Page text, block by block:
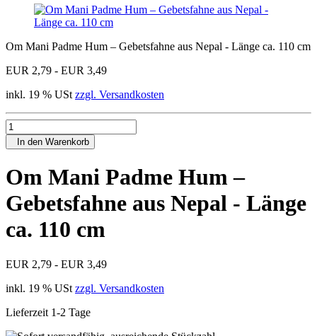
Om Mani Padme Hum – Gebetsfahne aus Nepal - Länge ca. 110 cm
EUR 2,79 - EUR 3,49
inkl. 19 % USt zzgl. Versandkosten
In den Warenkorb
Om Mani Padme Hum –
Gebetsfahne aus Nepal - Länge
ca. 110 cm
EUR 2,79 - EUR 3,49
inkl. 19 % USt zzgl. Versandkosten
Lieferzeit 1-2 Tage